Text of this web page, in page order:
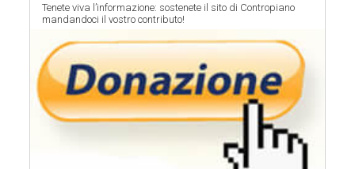
Tenete viva l’informazione: sostenete il sito di Contropiano
mandandoci il vostro contributo!